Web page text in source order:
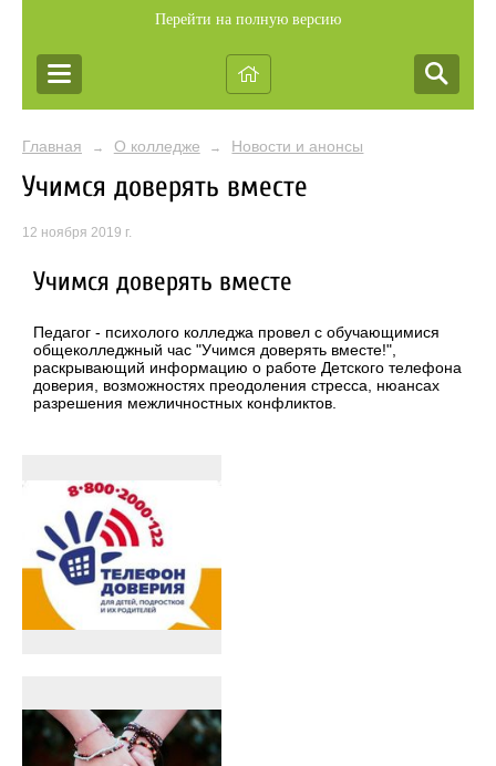
Перейти на полную версию
Главная → О колледже → Новости и анонсы
Учимся доверять вместе
12 ноября 2019 г.
Учимся доверять вместе
Педагог - психолого колледжа провел с обучающимися
общеколледжный час "Учимся доверять вместе!",
раскрывающий информацию о работе Детского телефона
доверия, возможностях преодоления стресса, нюансах
разрешения межличностных конфликтов.